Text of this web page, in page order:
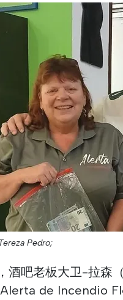
Pedro;
酒吧老板大卫-拉森
de Incendio